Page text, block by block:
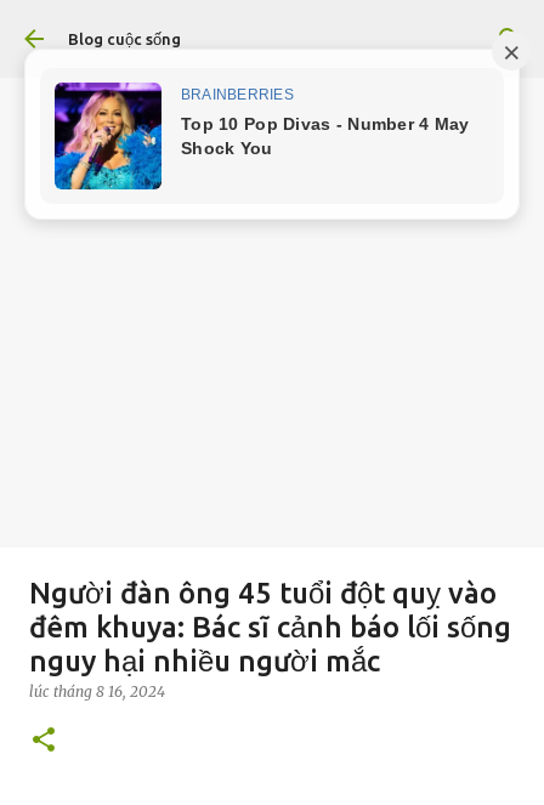
Chuyển đến nội dung chính
Blog cuộc sống
Người đàn ông 45 tuổi đột quỵ vào
đêm khuya: Bác sĩ cảnh báo lối sống
nguy hại nhiều người mắc
lúc tháng 8 16, 2024